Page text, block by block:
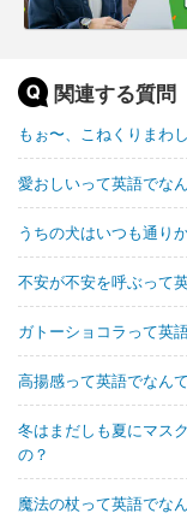
関連する質問
もぉ〜、こねくりまわ
愛おしいって英語でな
うちの犬はいつも通り
不安が不安を呼ぶって
ガトーショコラって英
高揚感って英語でなん
冬はまだしも夏にマス
の？
魔法の杖って英語でな